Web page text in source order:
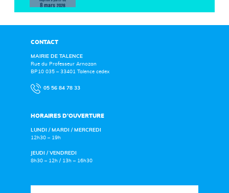
CONTACT
MAIRIE DE TALENCE
Rue du Professeur Arnozan
BP10 035 – 33401 Talence cedex
05 56 84 78 33
HORAIRES D’OUVERTURE
LUNDI / MARDI / MERCREDI
12h30 – 19h
JEUDI / VENDREDI
8h30 – 12h / 13h – 16h30